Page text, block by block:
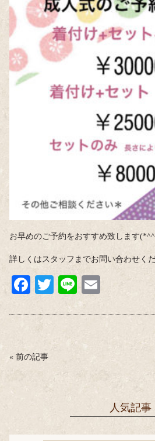
お早めのご予約をおすすめ致します
詳しくはスタッフまでお問い合わせく
Fa
bo
T
wi
tte
r
Li
ne
ail
« 前の記事
人気記事